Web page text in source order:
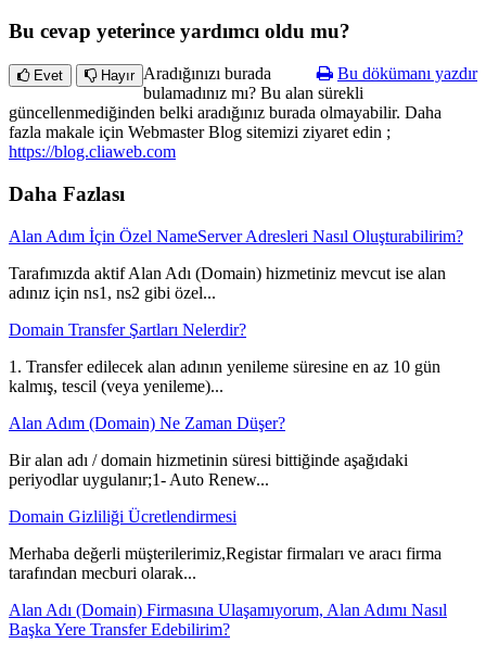
Bu cevap yeterince yardımcı oldu mu?
Evet Hayır Bu dökümanı yazdır
Aradığınızı burada
bulamadınız mı? Bu alan sürekli
güncellenmediğinden belki aradığınız burada olmayabilir. Daha
fazla makale için Webmaster Blog sitemizi ziyaret edin ;
https://blog.cliaweb.com
Daha Fazlası
Alan Adım İçin Özel NameServer Adresleri Nasıl Oluşturabilirim?
Tarafımızda aktif Alan Adı (Domain) hizmetiniz mevcut ise alan
adınız için ns1, ns2 gibi özel...
Domain Transfer Şartları Nelerdir?
1. Transfer edilecek alan adının yenileme süresine en az 10 gün
kalmış, tescil (veya yenileme)...
Alan Adım (Domain) Ne Zaman Düşer?
Bir alan adı / domain hizmetinin süresi bittiğinde aşağıdaki
periyodlar uygulanır;1- Auto Renew...
Domain Gizliliği Ücretlendirmesi
Merhaba değerli müşterilerimiz,Registar firmaları ve aracı firma
tarafından mecburi olarak...
Alan Adı (Domain) Firmasına Ulaşamıyorum, Alan Adımı Nasıl
Başka Yere Transfer Edebilirim?